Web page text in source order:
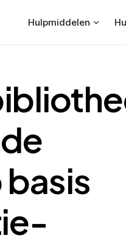
Hulpmiddelen